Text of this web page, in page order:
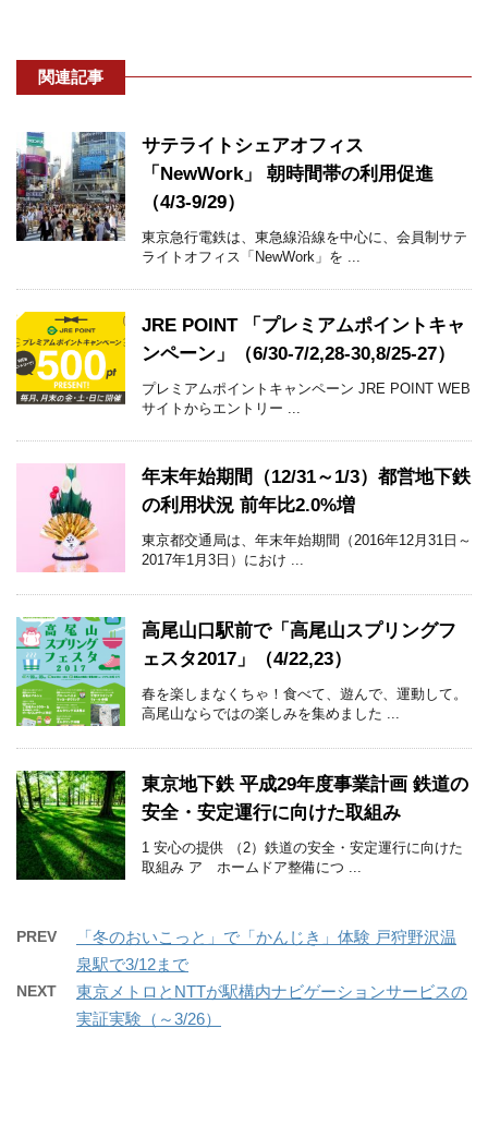
関連記事
サテライトシェアオフィス
「NewWork」 朝時間帯の利用促進
（4/3-9/29）
東京急行電鉄は、東急線沿線を中心に、会員制サテ
ライトオフィス「NewWork」を ...
JRE POINT 「プレミアムポイントキャ
ンペーン」（6/30-7/2,28-30,8/25-27）
プレミアムポイントキャンペーン JRE POINT WEB
サイトからエントリー ...
年末年始期間（12/31～1/3）都営地下鉄
の利用状況 前年比2.0%増
東京都交通局は、年末年始期間（2016年12月31日～
2017年1月3日）におけ ...
高尾山口駅前で「高尾山スプリングフ
ェスタ2017」（4/22,23）
春を楽しまなくちゃ！食べて、遊んで、運動して。
高尾山ならではの楽しみを集めました ...
東京地下鉄 平成29年度事業計画 鉄道の
安全・安定運行に向けた取組み
1 安心の提供 （2）鉄道の安全・安定運行に向けた
取組み ア ホームドア整備につ ...
PREV
「冬のおいこっと」で「かんじき」体験 戸狩野沢温
泉駅で3/12まで
NEXT
東京メトロとNTTが駅構内ナビゲーションサービスの
実証実験（～3/26）